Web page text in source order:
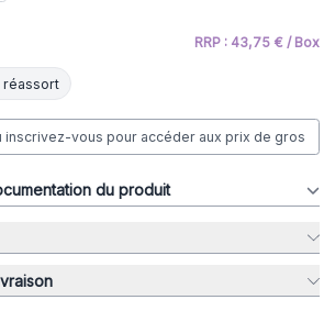
RRP : 43,75 € / Box
réassort
inscrivez-vous pour accéder aux prix de gros
du produit